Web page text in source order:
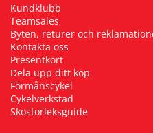
Kundklubb
Teamsales
Byten, returer och
Kontakta oss
Presentkort
Dela upp ditt köp
Förmånscykel
Cykelverkstad
Skostorleksguide